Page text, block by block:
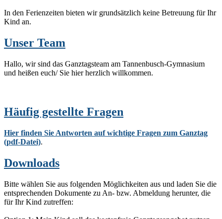
In den Ferienzeiten bieten wir grundsätzlich keine Betreuung für Ihr
Kind an.
Unser Team
Hallo, wir sind das Ganztagsteam am Tannenbusch-Gymnasium
und heißen euch/ Sie hier herzlich willkommen.
Häufig gestellte Fragen
Hier finden Sie Antworten auf wichtige Fragen zum Ganztag
(pdf-Datei).
Downloads
Bitte wählen Sie aus folgenden Möglichkeiten aus und laden Sie die
entsprechenden Dokumente zu An- bzw. Abmeldung herunter, die
für Ihr Kind zutreffen: